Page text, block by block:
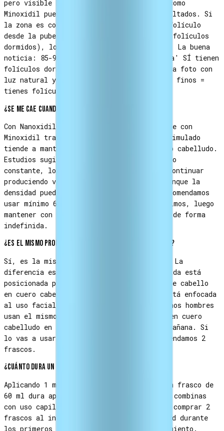
pero visible bajo lupa), tanto Nanoxidil como
Minoxidil pueden activarlos — y verás resultados. Si
la zona es completamente lisa SIN ningún folículo
desde la pubertad (raro, casi siempre hay folículos
dormidos), los resultados serán limitados. La buena
noticia: 85-90% de hombres con 'barba rala' SÍ tienen
folículos dormidos. Si quieres validar, una foto con
luz natural y zoom revela si tienes vellos finos =
tienes folículos = puede funcionarte.
¿Se me cae cuando deje de usarlo?
Con Nanoxidil el efecto rebote es menor que con
Minoxidil tradicional. El vello facial estimulado
tiende a mantenerse mejor que el del cuero cabelludo.
Estudios sugieren que tras 6-9 meses de uso
constante, los folículos faciales pueden continuar
produciendo vello incluso al suspender, aunque la
densidad puede reducirse parcialmente. Recomendamos
usar mínimo 6-9 meses para resultados óptimos, luego
mantener con aplicaciones 2-3x por semana de forma
indefinida.
¿Es el mismo producto que la Loción Anticaída Hombre?
Sí, es la misma fórmula con Nanoxidil 5%. La
diferencia es el target: la Loción Anticaída está
posicionada para alopecia capilar (caída de cabello
en cuero cabelludo) y esta presentación está enfocada
al uso facial (crecimiento de barba). Muchos hombres
usan el mismo frasco para ambos: aplicar en cuero
cabelludo en la noche, en la barba en la mañana. Si
lo vas a usar para barba Y cabello, recomendamos 2
frascos.
¿Cuánto dura un frasco?
Aplicando 1 ml diario (uso solo barba), un frasco de
60 ml dura aproximadamente 2 meses. Si lo combinas
con uso capilar, dura 1 mes. Recomendamos comprar 2
frascos al inicio para asegurar continuidad durante
los primeros 3-4 meses críticos del tratamiento.